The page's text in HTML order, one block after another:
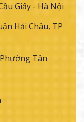
Giấy - Hà Nội
Hải Châu, TP
Tân